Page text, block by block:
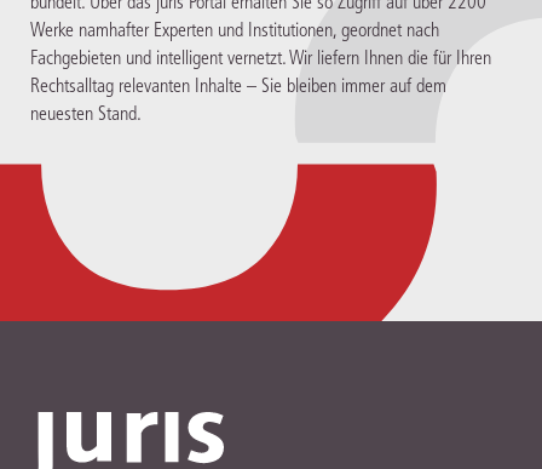
Werke namhafter Experten und Institutionen, geordnet nach
Fachgebieten und intelligent vernetzt. Wir liefern Ihnen die für Ihren
Rechtsalltag relevanten Inhalte – Sie bleiben immer auf dem
neuesten Stand.